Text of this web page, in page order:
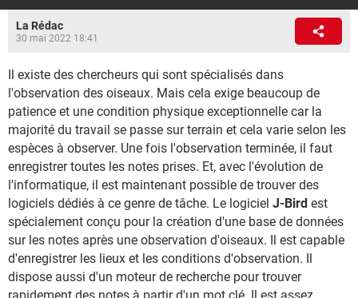
La Rédac
30 mai 2022 18:41
Il existe des chercheurs qui sont spécialisés dans
l'observation des oiseaux. Mais cela exige beaucoup de
patience et une condition physique exceptionnelle car la
majorité du travail se passe sur terrain et cela varie selon les
espèces à observer. Une fois l'observation terminée, il faut
enregistrer toutes les notes prises. Et, avec l'évolution de
l'informatique, il est maintenant possible de trouver des
logiciels dédiés à ce genre de tâche. Le logiciel J-Bird est
spécialement conçu pour la création d'une base de données
sur les notes après une observation d'oiseaux. Il est capable
d'enregistrer les lieux et les conditions d'observation. Il
dispose aussi d'un moteur de recherche pour trouver